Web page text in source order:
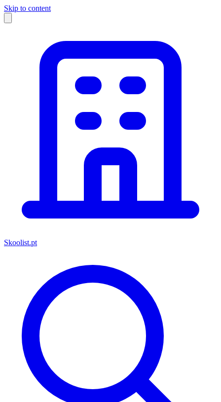
Skip to content
Skoolist.pt